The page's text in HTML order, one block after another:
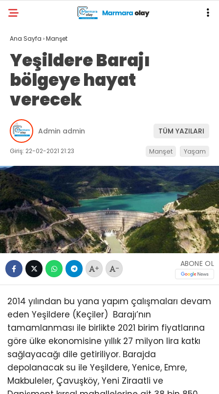
Ana Sayfa ›Manşet
Yeşildere Barajı
bölgeye hayat
verecek
Admin admin TÜM YAZILARI
Giriş: 22-02-2021 21:23 Manşet Yaşam
+ -
ABONE OL
2014 yılından bu yana yapım çalışmaları devam
eden Yeşildere (Keçiler) Barajı’nın
tamamlanması ile birlikte 2021 birim fiyatlarına
göre ülke ekonomisine yıllık 27 milyon lira katkı
sağlayacağı dile getiriliyor. Barajda
depolanacak su ile Yeşildere, Yenice, Emre,
Makbuleler, Çavuşköy, Yeni Ziraatli ve